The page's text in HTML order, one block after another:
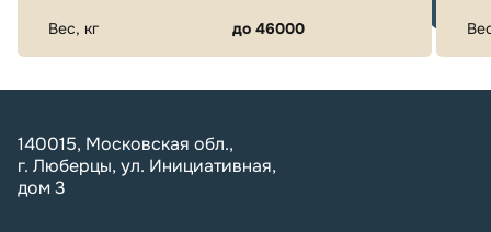
Вес, кг до 46000
140015, Московская обл.,
г. Люберцы, ул. Инициативная,
дом 3